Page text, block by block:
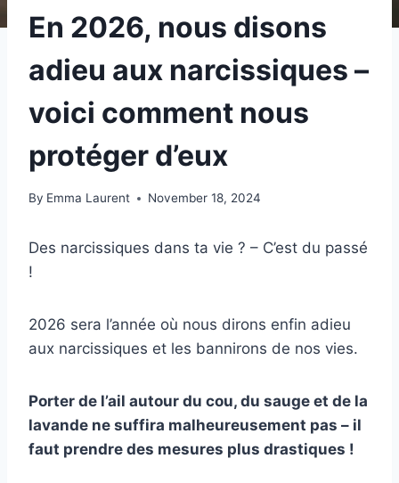
En 2026, nous disons
adieu aux narcissiques –
voici comment nous
protéger d’eux
By Emma Laurent November 18, 2024
Des narcissiques dans ta vie ? – C’est du passé
!
2026 sera l’année où nous dirons enfin adieu
aux narcissiques et les bannirons de nos vies.
Porter de l’ail autour du cou, du sauge et de la
lavande ne suffira malheureusement pas – il
faut prendre des mesures plus drastiques !